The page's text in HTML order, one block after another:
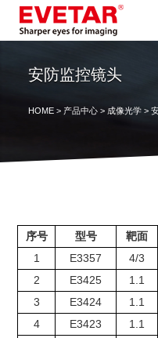
安防监控镜头
HOME> 产品中心> 成像光学>
序号 型号 靶面
1
E3357 4/3
2
E3425 1.1
3
E3424 1.1
4
E3423 1.1